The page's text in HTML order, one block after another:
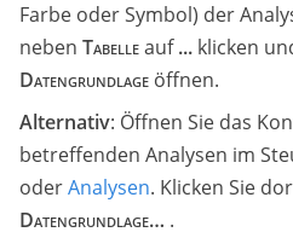
Farbe oder Symbol) der
neben Tabelleauf... klicken
Datengrundlage öffnen.
Alternativ: Öffnen Sie das
betreffenden Analysen im
oderAnalysen. Klicken Sie
Datengrundlage… .